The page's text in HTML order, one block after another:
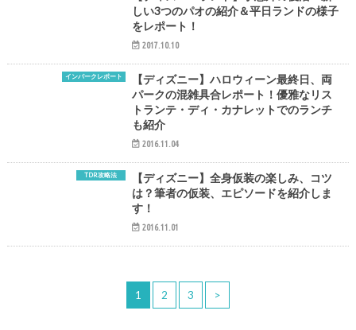
しい3つのパオの紹介＆平日ランドの様子
をレポート！
2017.10.10
インパークレポート
【ディズニー】ハロウィーン最終日、両
パークの混雑具合レポート！優雅なリス
トランテ・ディ・カナレットでのランチ
も紹介
2016.11.04
TDR攻略法
【ディズニー】全身仮装の楽しみ、コツ
は？筆者の仮装、エピソードを紹介しま
す！
2016.11.01
1 2 3 >